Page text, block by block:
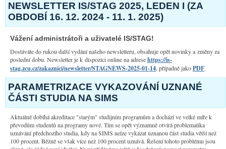
NEWSLETTER IS/STAG 2025, LEDEN I (ZA
OBDOBÍ 16. 12. 2024 - 11. 1. 2025)
Vážení administrátoři a uživatelé IS/STAG!
Dostáváte do rukou další vydání našeho newsletteru, obsahuje opět novinky a změny za
poslední dobu. Newsletter je k dispozici online na adresehttps://is-
stag.zcu.cz/zakaznici/newsletter/STAGNEWS-2025-01-14 , případně jakoPDF.
PARAMETRIZACE VYKAZOVÁNÍ UZNANÉ
ČÁSTI STUDIA NA SIMS
Aktuálně dobíhá akreditace "starým" studijním programům a dochází ve velké míře k
převodům studentů na programy nové. Tím se opět významně otvírá problematika
uznávání předchozího studia, kdy na SIMS nelze vykázat uznanou část studia větší než
100 procent. Běžně se však více než 100 procent uznává. Řešení tohoto problému jsou